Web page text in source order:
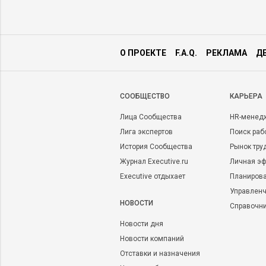
О ПРОЕКТЕ F.A.Q. РЕКЛАМА
CООБЩЕСТВО
Лица Сообщества
Лига экспертов
История Сообщества
Журнал Executive.ru
Executive отдыхает
НОВОСТИ
Новости дня
Новости компаний
Отставки и назначения
КАРЬЕРА
HR-
Поиск
Рынок
Личная